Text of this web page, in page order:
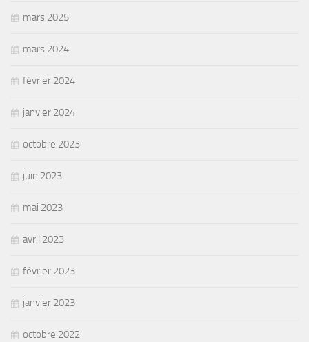
mars 2025
mars 2024
février 2024
janvier 2024
octobre 2023
juin 2023
mai 2023
avril 2023
février 2023
janvier 2023
octobre 2022